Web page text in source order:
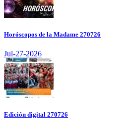
Horóscopos de la Madame 270726
Jul-27-2026
Edición digital 270726